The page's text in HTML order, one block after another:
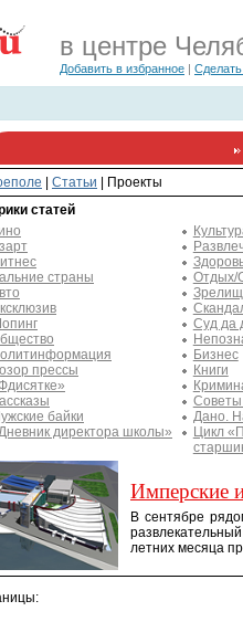
в центре
Добавить в избранное |
Статьи
Проекты
статей
страны
Отдых/
Суд да
Бизнес
прессы
Книги
Советы
байки
Дано.
директора школы»
Цикл
Имперские
В сентябре
летних месяца